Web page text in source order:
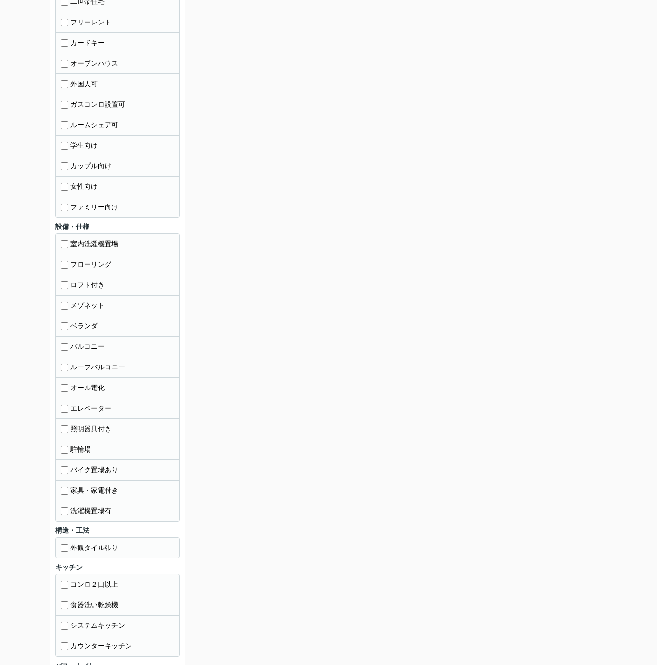
フリーレント
カードキー
オープンハウス
外国人可
ガスコンロ設置可
ルームシェア可
学生向け
カップル向け
女性向け
ファミリー向け
設備・仕様
室内洗濯機置場
フローリング
ロフト付き
メゾネット
ベランダ
バルコニー
ルーフバルコニー
オール電化
エレベーター
照明器具付き
駐輪場
バイク置場あり
家具・家電付き
洗濯機置場有
構造・工法
外観タイル張り
キッチン
コンロ２口以上
食器洗い乾燥機
システムキッチン
カウンターキッチン